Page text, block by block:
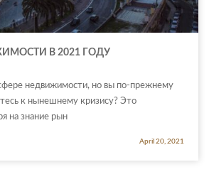
В 2021 ГОДУ
недвижимости, но вы по-прежнему
к нынешнему кризису? Это
на знание рын
April 20, 2021